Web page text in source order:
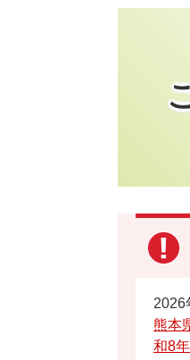
2026
熊本
和8